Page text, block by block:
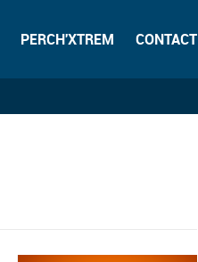
PERCH'XTREM CONTACT